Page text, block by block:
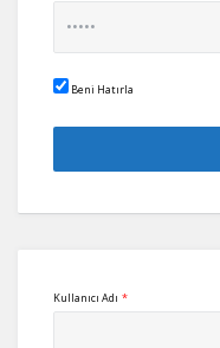
Beni Hatırla
Kullanıcı Adı *